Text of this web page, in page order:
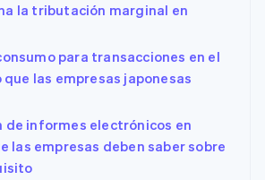
la tributación marginal en
para transacciones en el
las empresas japonesas
de informes electrónicos en
las empresas deben saber sobre